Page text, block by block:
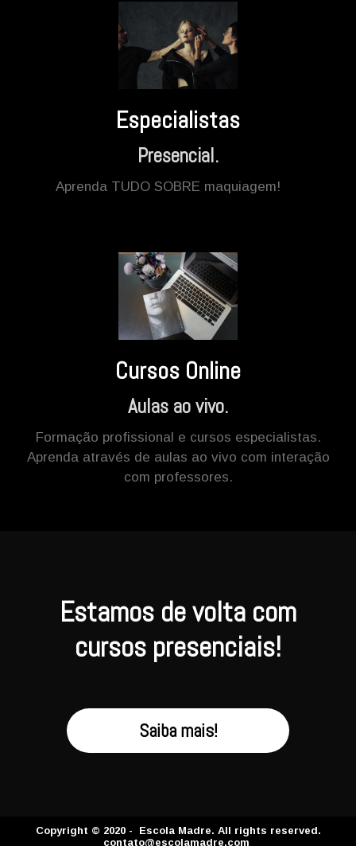
Especialistas
Presencial.
Aprenda TUDO SOBRE maquiagem!
Cursos Online
Aulas ao vivo.
Formação profissional e cursos especialistas.
Aprenda através de aulas ao vivo com interação
com professores.
Estamos de volta com
cursos presenciais!
Saiba mais!
Copyright © 2020 - Escola Madre. All rights reserved.
contato@escolamadre.com